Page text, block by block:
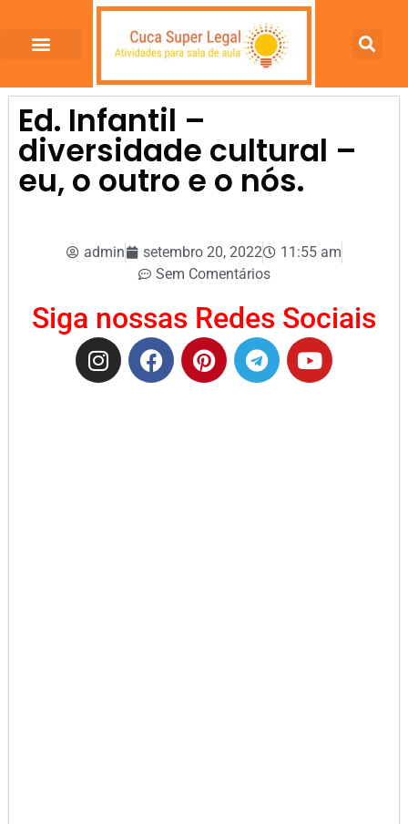
Ed. Infantil –
diversidade cultural –
eu, o outro e o nós.
admin setembro 20, 2022
11:55 am
Sem Comentários
Siga nossas Redes Sociais